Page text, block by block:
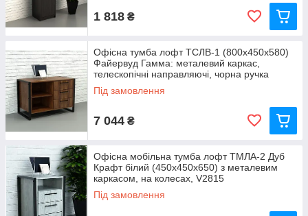
1 818 ₴
Офісна тумба лофт ТСЛВ-1 (800x450x580)
Файервуд Гамма: металевий каркас,
телескопічні направляючі, чорна ручка
Під замовлення
7 044 ₴
Офісна мобільна тумба лофт ТМЛА-2 Дуб
Крафт білий (450x450x650) з металевим
каркасом, на колесах, V2815
Під замовлення